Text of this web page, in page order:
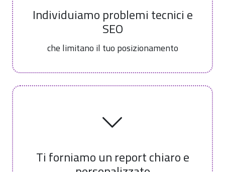
Individuiamo problemi tecnici e
SEO
che limitano il tuo posizionamento
Ti forniamo un report chiaro e